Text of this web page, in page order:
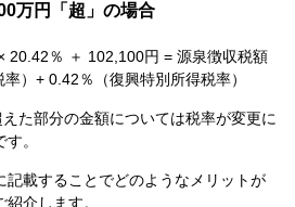
万円「超」の場合
20.42％ ＋ 102,100円 = 源泉徴収税額
）+ 0.42％（復興特別所得税率）
た部分の金額については税率が変更に
。
記載することでどのようなメリットが
介します。